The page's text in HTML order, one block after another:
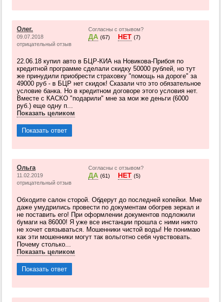
Олег.
09.07.2018
отрицательный отзыв
Согласны с отзывом?
ДА (67) НЕТ (7)
22.06.18 купил авто в БЦР-КИА на Новикова-Прибоя по
кредитной программе сделали скидку 50000 рублей, но тут
же принудили приобрести страховку "помощь на дороге" за
49000 руб - в БЦР нет скидок! Сказали что это обязательное
условие банка. Но в кредитном договоре этого условия нет.
Вместе с КАСКО "подарили" мне за мои же деньги (6000
руб.) еще одну п...
Показать целиком
Показать ответ
Ольга
11.02.2019
отрицательный отзыв
Согласны с отзывом?
ДА (61) НЕТ (5)
Обходите салон сторой. Обдерут до последней копейки. Мне
даже умудрились провести по документам обогрев зеркал и
не поставить его! При оформлении документов подложили
бумаги на 86000! Я уже все инстанции прошла с ними никто
не хочет связываться. Мошенники чистой воды! Не понимаю
как эти мошенники могут так вольготно себя чувствовать.
Почему столько...
Показать целиком
Показать ответ